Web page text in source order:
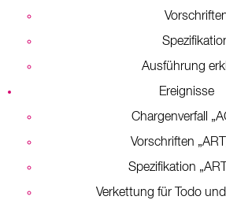
Ausführung
Ereignisse
Chargenverfall
Vorschriften
Spezifikation
Verkettung für Todo